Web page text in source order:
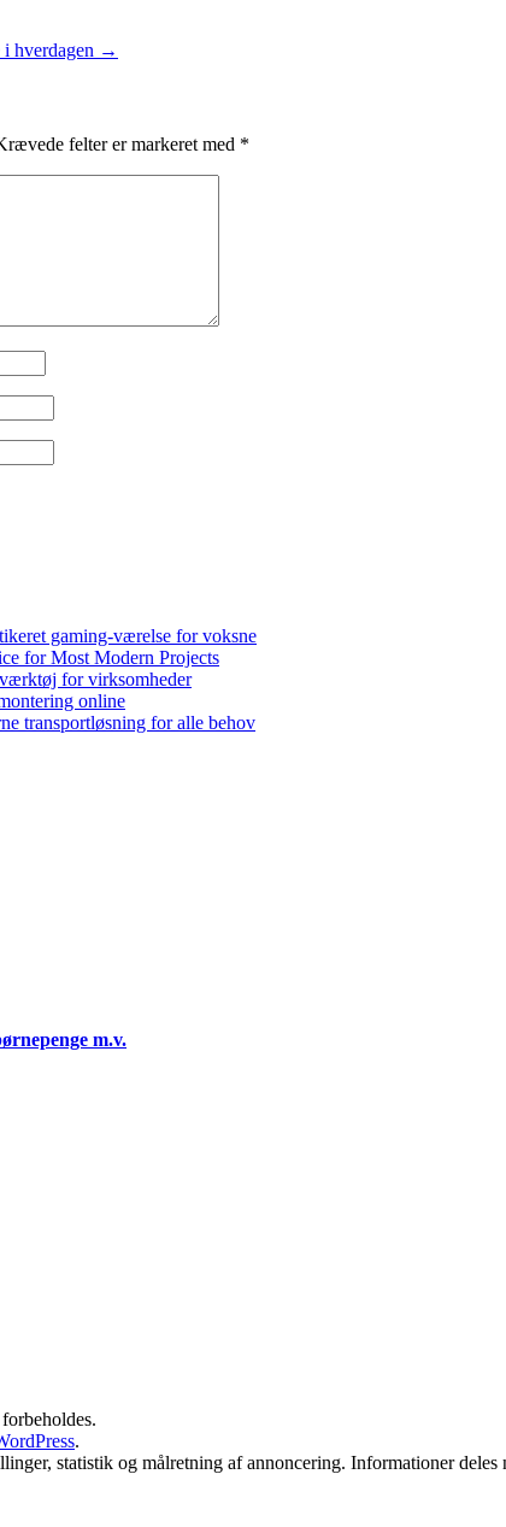
hverdagen →
felter er markeret med *
gaming-værelse for voksne
for Most Modern Projects
for virksomheder
online
transportløsning for alle behov
m.v.
.
statistik og målretning af annoncering. Informationer deles